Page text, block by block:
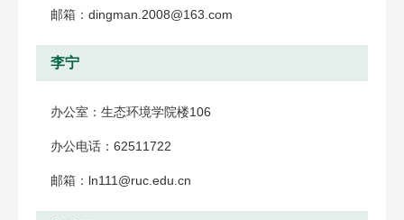
邮箱：dingman.2008@163.com
李宁
办公室：生态环境学院楼106
办公电话：62511722
邮箱：ln111@ruc.edu.cn